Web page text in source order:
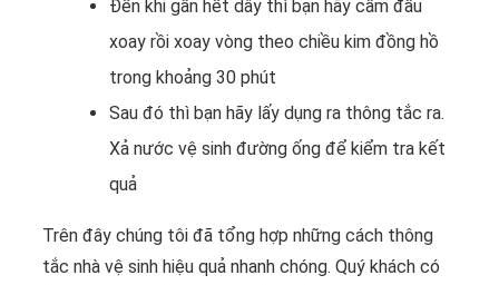
Đến khi gần hết dây thì bạn hãy cầm đầu
xoay rồi xoay vòng theo chiều kim đồng hồ
trong khoảng 30 phút
Sau đó thì bạn hãy lấy dụng ra thông tắc ra.
Xả nước vệ sinh đường ống để kiểm tra kết
quả
Trên đây chúng tôi đã tổng hợp những cách thông
tắc nhà vệ sinh hiệu quả nhanh chóng. Quý khách có